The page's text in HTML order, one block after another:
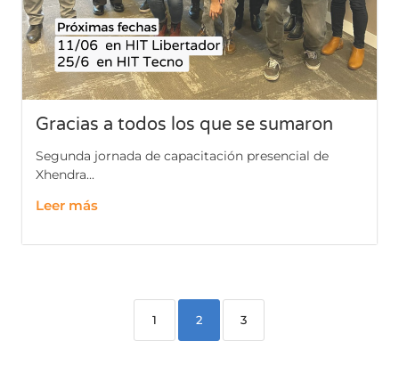
Gracias a todos los que se sumaron
Segunda jornada de capacitación presencial de
Xhendra...
Leer más
1 2 3